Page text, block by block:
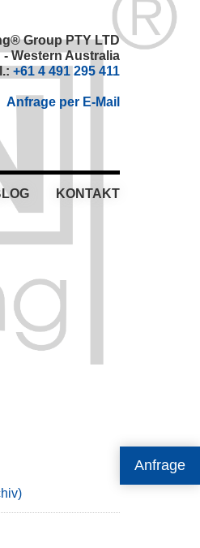
Anfrage
Group PTY LTD
- Western Australia
+61 4 491 295 411
Anfrage per E-Mail
KONTAKT